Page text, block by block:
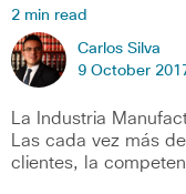
2 min read
Carlos Silva
9 October
La Industria
Las cada vez más
clientes, la